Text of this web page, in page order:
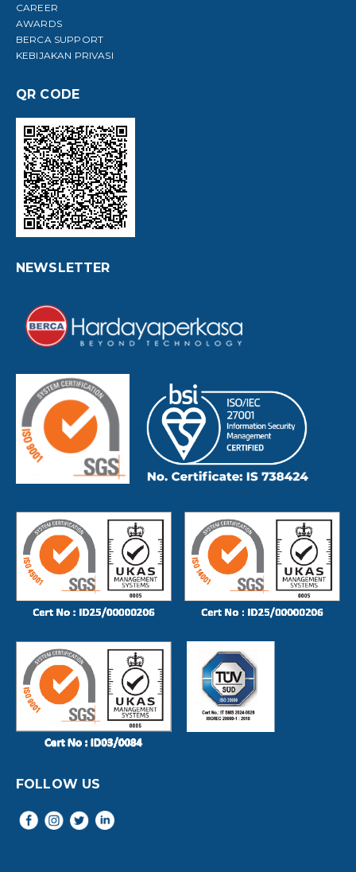
CAREER
AWARDS
BERCA SUPPORT
KEBIJAKAN PRIVASI
QR CODE
NEWSLETTER
FOLLOW US